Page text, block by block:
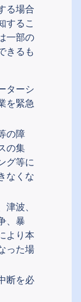
る場合
するこ
一部の
きるも
ターシ
を緊急
の障
の集
グ等に
なくな
波、
、暴
より本
った場
断を必